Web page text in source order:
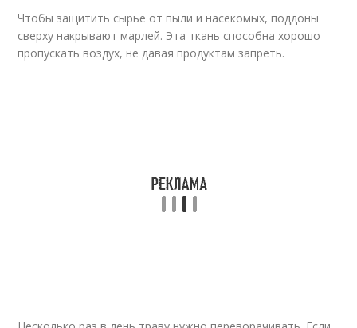
Чтобы защитить сырье от пыли и насекомых, поддоны
сверху накрывают марлей. Эта ткань способна хорошо
пропускать воздух, не давая продуктам запреть.